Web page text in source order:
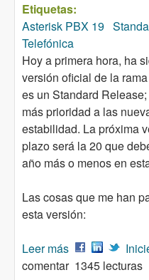
Etiquetas:
Asterisk PBX 19
Telefónica
Hoy a primera hora, ha
versión oficial de la
es un Standard
más prioridad a las
estabilidad. La próxima
plazo será la 20 que
año más o menos en
Las cosas que me han
esta versión:
Leer más sobre
Standard release
comentar 1345 lecturas